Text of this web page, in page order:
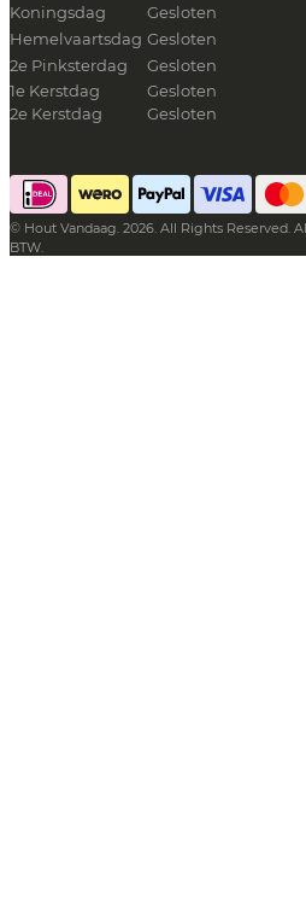
Koningsdag
Gesloten
Hemelvaartsdag Gesloten
2e Pinksterdag
Gesloten
1e Kerstdag
Gesloten
2e Kerstdag
Gesloten
© Hout Vandaag. 2026. All Rights Reserved.
BTW.